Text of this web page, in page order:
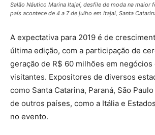
Salão Náutico Marina Itajaí, desfile de moda na maior
país acontece de 4 a 7 de julho em Itajaí, Santa
A expectativa para 2019 é de
última edição, com a participação de
geração de R$ 60 milhões em negócios
visitantes. Expositores de diversos
como Santa Catarina, Paraná, São
de outros países, como a Itália e
no evento.